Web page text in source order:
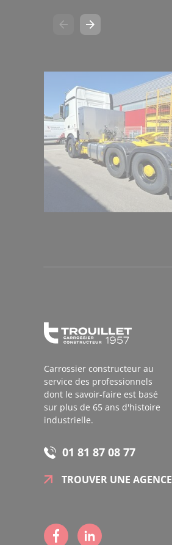
Carrossier constructeur au
service des professionnels
dont le savoir-faire est basé
sur plus de 65 ans d'histoire
industrielle.
01 81 87 08 77
TROUVER UNE AGENCE